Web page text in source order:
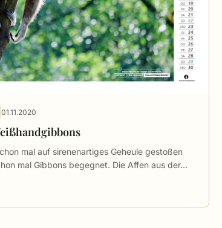
01.11.2020
mal auf sirenenartiges Geheule gestoßen
mal Gibbons begegnet. Die Affen aus der…